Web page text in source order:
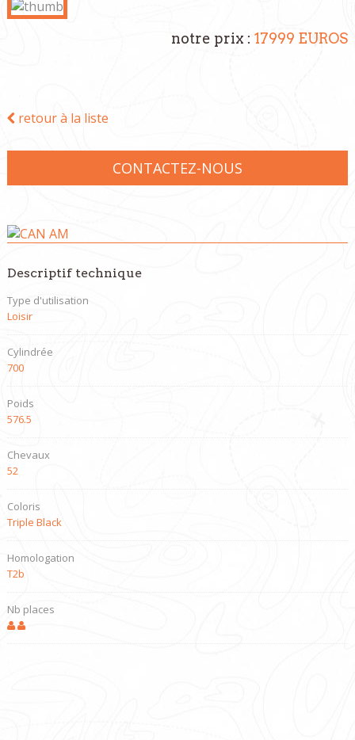
notre prix :17999 EUROS
retour à la liste
CONTACTEZ-NOUS
Descriptif technique
Type d'utilisation
Loisir
Cylindrée
700
Poids
576.5
Chevaux
52
Coloris
Triple Black
Homologation
T2b
Nb places